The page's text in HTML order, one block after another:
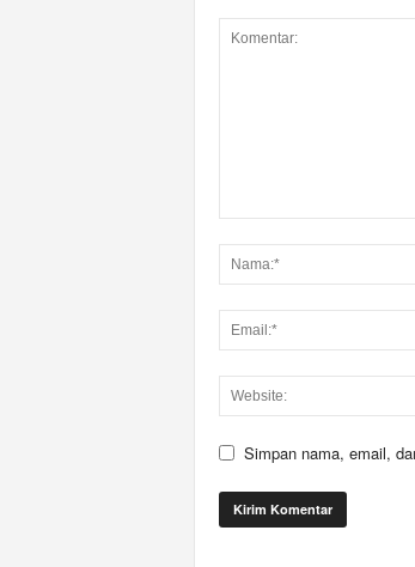
Simpan nama, email,